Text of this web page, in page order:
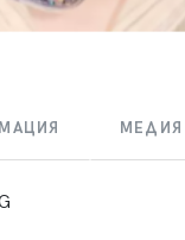
МЕДИЯ